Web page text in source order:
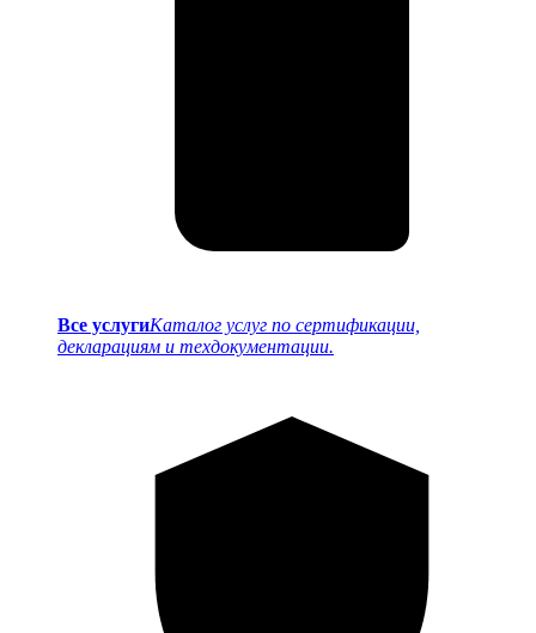
Все услугиКаталог услуг по сертификации,
декларациям и техдокументации.